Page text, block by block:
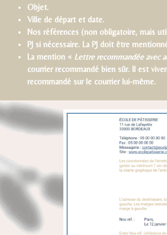
Objet.
Ville de départ et date.
Nos références (non obligatoire, mais
PJ si nécessaire. La PJ doit être
La mention « Lettre recommandée avec
courrier recommandé bien sûr. Il est
recommandé sur le courrier lui-même.